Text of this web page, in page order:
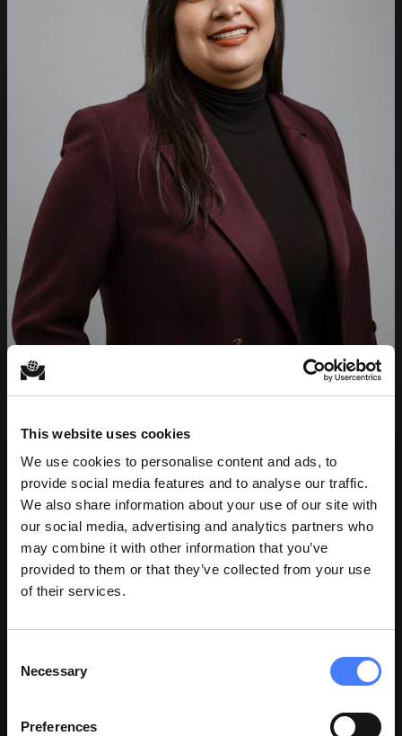
This website uses cookies
We use cookies to personalise content and ads, to
provide social media features and to analyse our traffic.
We also share information about your use of our site with
our social media, advertising and analytics partners who
may combine it with other information that you’ve
provided to them or that they’ve collected from your use
of their services.
Selection
Necessary
Preferences
ELLIS NIEVES
Asistente de gestión de proyectos